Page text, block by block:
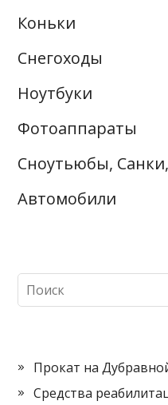
Коньки
Снегоходы
Ноутбуки
Фотоаппараты
Сноутьюбы,
Автомобили
Прокат на
Средства